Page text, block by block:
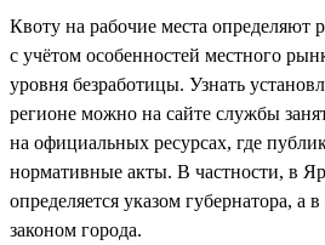
Квоту на рабочие места определяют
с учётом особенностей местного
уровня безработицы. Узнать
регионе можно на сайте службы
на официальных ресурсах, где
нормативные акты. В частности, в
определяется указом губернатора, а
законом города.